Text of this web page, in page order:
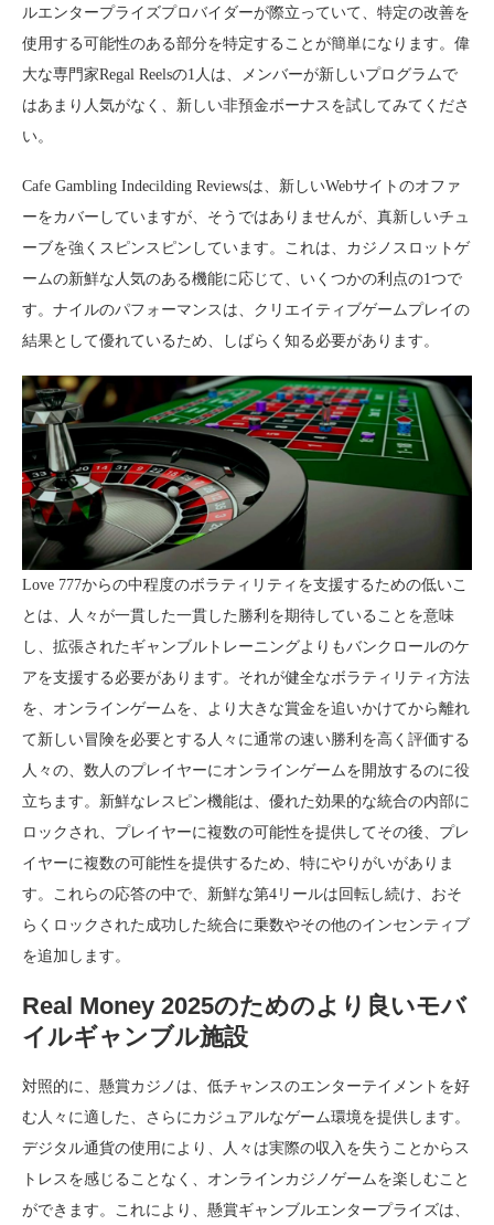
ルエンタープライズプロバイダーが際立っていて、特定の改善を
使用する可能性のある部分を特定することが簡単になります。偉
大な専門家Regal Reelsの1人は、メンバーが新しいプログラムで
はあまり人気がなく、新しい非預金ボーナスを試してみてくださ
い。
Cafe Gambling Indecilding Reviewsは、新しいWebサイトのオファ
ーをカバーしていますが、そうではありませんが、真新しいチュ
ーブを強くスピンスピンしています。これは、カジノスロットゲ
ームの新鮮な人気のある機能に応じて、いくつかの利点の1つで
す。ナイルのパフォーマンスは、クリエイティブゲームプレイの
結果として優れているため、しばらく知る必要があります。
Love 777からの中程度のボラティリティを支援するための低いこ
とは、人々が一貫した一貫した勝利を期待していることを意味
し、拡張されたギャンブルトレーニングよりもバンクロールのケ
アを支援する必要があります。それが健全なボラティリティ方法
を、オンラインゲームを、より大きな賞金を追いかけてから離れ
て新しい冒険を必要とする人々に通常の速い勝利を高く評価する
人々の、数人のプレイヤーにオンラインゲームを開放するのに役
立ちます。新鮮なレスピン機能は、優れた効果的な統合の内部に
ロックされ、プレイヤーに複数の可能性を提供してその後、プレ
イヤーに複数の可能性を提供するため、特にやりがいがありま
す。これらの応答の中で、新鮮な第4リールは回転し続け、おそ
らくロックされた成功した統合に乗数やその他のインセンティブ
を追加します。
Real Money 2025のためのより良いモバ
イルギャンブル施設
対照的に、懸賞カジノは、低チャンスのエンターテイメントを好
む人々に適した、さらにカジュアルなゲーム環境を提供します。
デジタル通貨の使用により、人々は実際の収入を失うことからス
トレスを感じることなく、オンラインカジノゲームを楽しむこと
ができます。これにより、懸賞ギャンブルエンタープライズは、